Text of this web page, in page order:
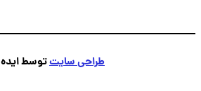
طراحی سایتتوسط ایده وب آنلاین — پاسخ فوری